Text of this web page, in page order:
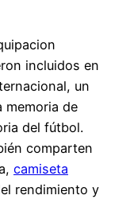
incluidos en
un
memoria de
del fútbol.
comparten
camiseta
rendimiento y